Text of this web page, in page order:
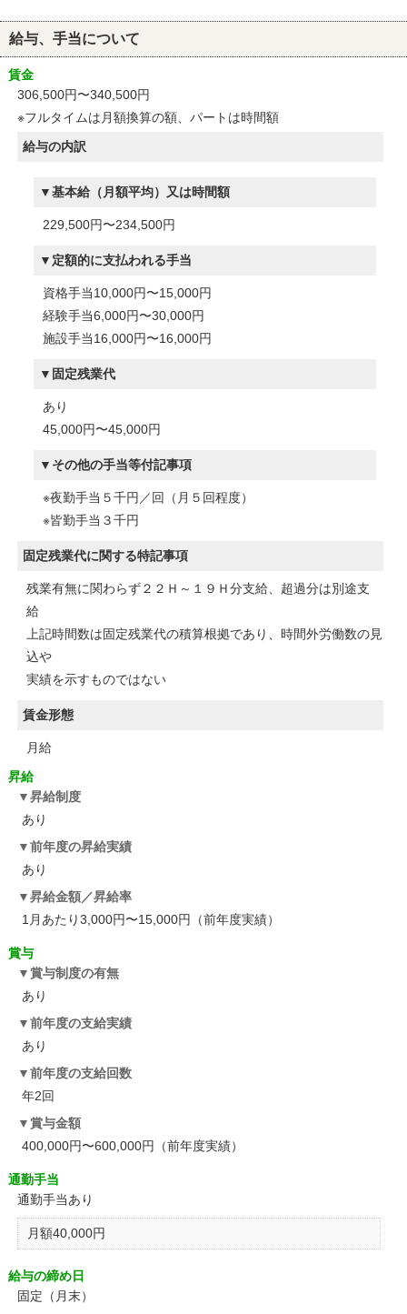
給与、手当について
賃金
306,500円〜340,500円
※フルタイムは月額換算の額、パートは時間額
給与の内訳
基本給（月額平均）又は時間額
229,500円〜234,500円
定額的に支払われる手当
資格手当10,000円〜15,000円
経験手当6,000円〜30,000円
施設手当16,000円〜16,000円
固定残業代
あり
45,000円〜45,000円
その他の手当等付記事項
※夜勤手当５千円／回（月５回程度）
※皆勤手当３千円
固定残業代に関する特記事項
残業有無に関わらず２２Ｈ～１９Ｈ分支給、超過分は別途支
給
上記時間数は固定残業代の積算根拠であり、時間外労働数の見
込や
実績を示すものではない
賃金形態
月給
昇給
昇給制度
あり
前年度の昇給実績
あり
昇給金額／昇給率
1月あたり3,000円〜15,000円（前年度実績）
賞与
賞与制度の有無
あり
前年度の支給実績
あり
前年度の支給回数
年2回
賞与金額
400,000円〜600,000円（前年度実績）
通勤手当
通勤手当あり
月額40,000円
給与の締め日
固定（月末）